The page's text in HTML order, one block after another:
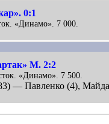
0:1
«Динамо». 7 000.
М. 2:2
«Динамо». 7 500.
— Павленко (4),